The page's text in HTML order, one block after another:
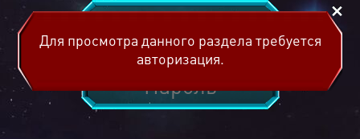
Для просмотра данного раздела требуется
авторизация.